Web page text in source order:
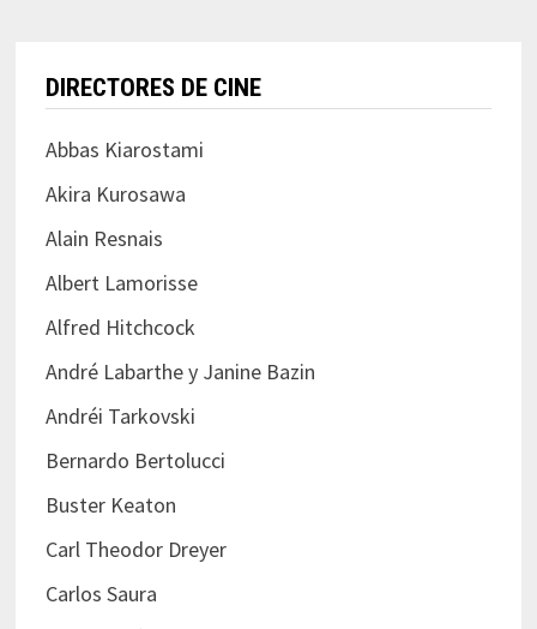
DIRECTORES DE CINE
Abbas Kiarostami
Akira Kurosawa
Alain Resnais
Albert Lamorisse
Alfred Hitchcock
André Labarthe y Janine Bazin
Andréi Tarkovski
Bernardo Bertolucci
Buster Keaton
Carl Theodor Dreyer
Carlos Saura